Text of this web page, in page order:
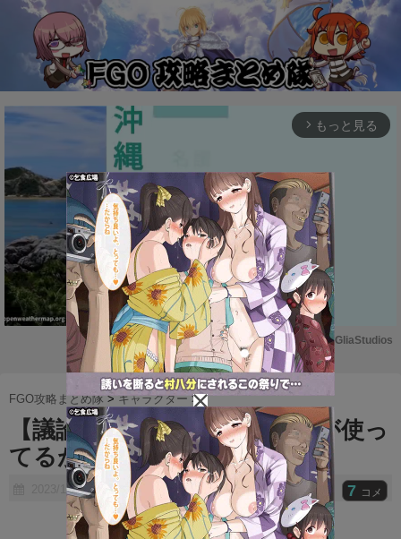
arrow_forward_ios もっと見る
M
u
t
e
Powered by GliaStudios
FGO攻略まとめ隊 >キャラクター >
【議論】ポカ依子の鯖のほうが使っ
てるが・・・？？
2023/10/20 7 コメ